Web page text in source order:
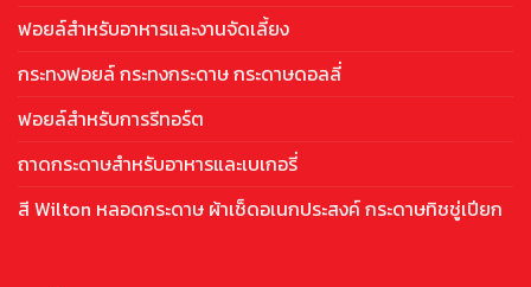
ฟอยล์สำหรับอาหารและงานจัดเลี้ยง
กระทงฟอยล์ กระทงกระดาษ กระดาษดอลลี่
ฟอยล์สำหรับการรีทอร์ต
ถาดกระดาษสำหรับอาหารและเบเกอรี่
สี Wilton หลอดกระดาษ ผ้าเช็ดอเนกประสงค์ กระดาษทิชชู่เปียก